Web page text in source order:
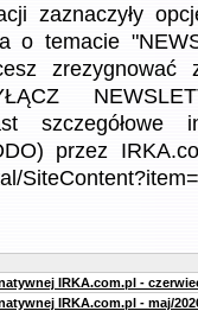
zaznaczyły
o temacie
zrezygnować
szczegółowe
przez
IRKA.com.pl -
IRKA.com.pl - maj/